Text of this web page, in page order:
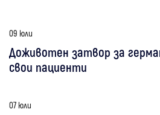
09 юли
Доживотен затвор за
свои пациенти
07 юли